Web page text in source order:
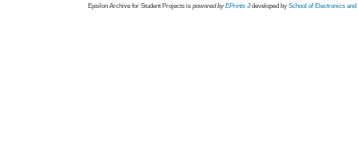
Epsilon Archive for Student Projects is powored byEPrints 3 developed by School of Electronics